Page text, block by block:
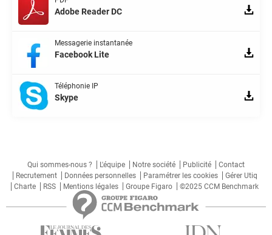
Adobe Reader DC
Messagerie instantanée
Facebook Lite
Téléphonie IP
Skype
Qui sommes-nous ? L'équipe Notre société Publicité
Contact
Recrutement
Données personnelles Paramétrer les cookies
Gérer Utiq
Charte
RSS Mentions légales Groupe Figaro ©2025 CCM Benchmark